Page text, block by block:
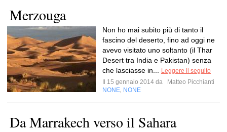
Merzouga
Non ho mai subito più di tanto il
fascino del deserto, fino ad oggi ne
avevo visitato uno soltanto (il Thar
Desert tra India e Pakistan) senza
che lasciasse in...
Leggere il seguito
Il 15 gennaio 2014 da
Matteo Picchianti
NONE NONE
Da Marrakech verso il Sahara